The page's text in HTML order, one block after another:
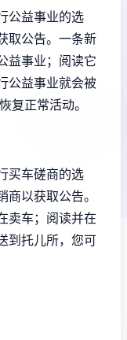
公益事业的选
取公告。一条新
益事业；阅读它
公益事业就会被
复正常活动。
买车磋商的选
以获取公告。
卖车；阅读并在
到托儿所，您可